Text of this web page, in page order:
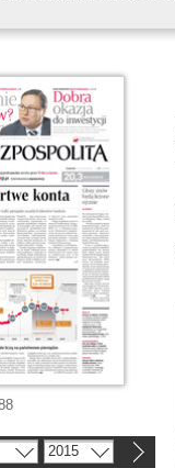
2015